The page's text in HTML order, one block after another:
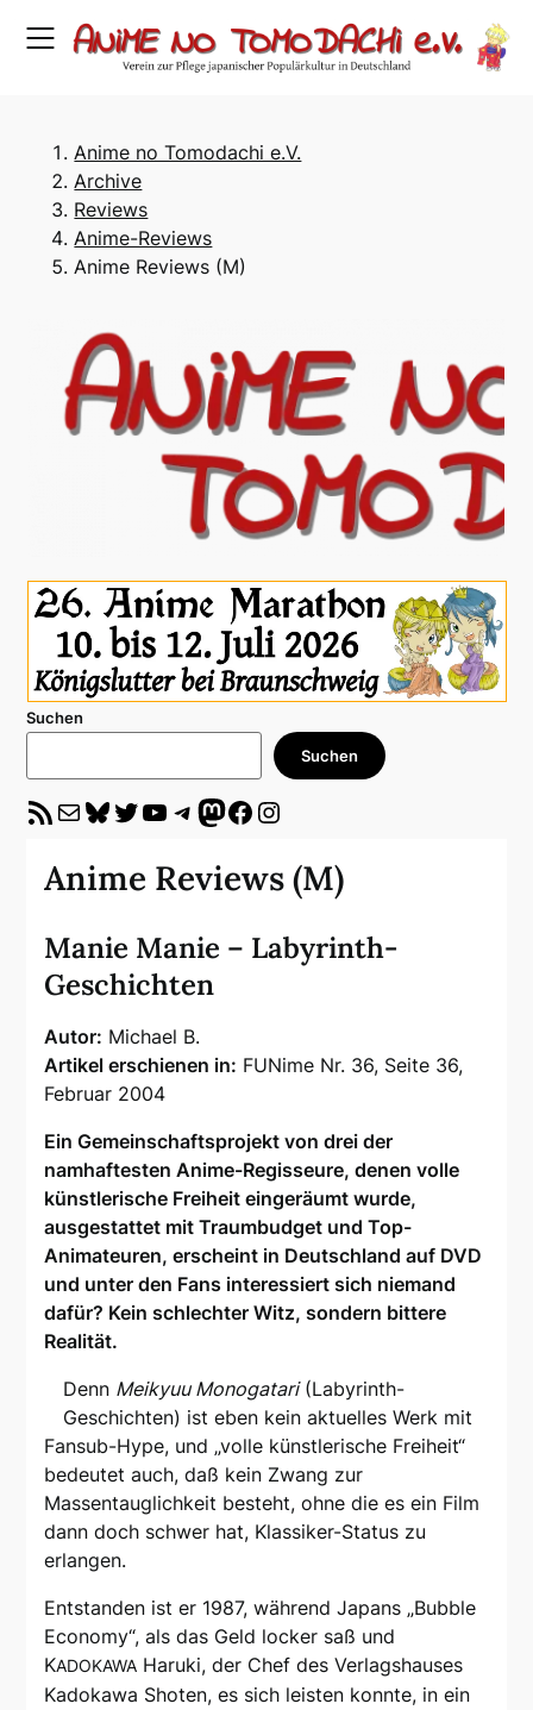
Anime no Tomodachi e.V.
Archive
Reviews
Anime-Reviews
Anime Reviews (M)
Suchen
Suchen
RSS-Feed E-Mail Bluesky Twitter YouTube Telegram Mastodon Facebook Instagram
Anime Reviews (M)
Manie Manie – Labyrinth-
Geschichten
Autor: Michael B.
Artikel erschienen in: FUNime Nr. 36, Seite 36,
Februar 2004
Ein Gemeinschaftsprojekt von drei der
namhaftesten Anime-Regisseure, denen volle
künstlerische Freiheit eingeräumt wurde,
ausgestattet mit Traumbudget und Top-
Animateuren, erscheint in Deutschland auf DVD
und unter den Fans interessiert sich niemand
dafür? Kein schlechter Witz, sondern bittere
Realität.
Denn Meikyuu Monogatari(Labyrinth-
Geschichten) ist eben kein aktuelles Werk mit
Fansub-Hype, und „volle künstlerische Freiheit“
bedeutet auch, daß kein Zwang zur
Massentauglichkeit besteht, ohne die es ein Film
dann doch schwer hat, Klassiker-Status zu
erlangen.
Entstanden ist er 1987, während Japans „Bubble
Economy“, als das Geld locker saß und
KADOKAWA Haruki, der Chef des Verlagshauses
Kadokawa Shoten, es sich leisten konnte, in ein